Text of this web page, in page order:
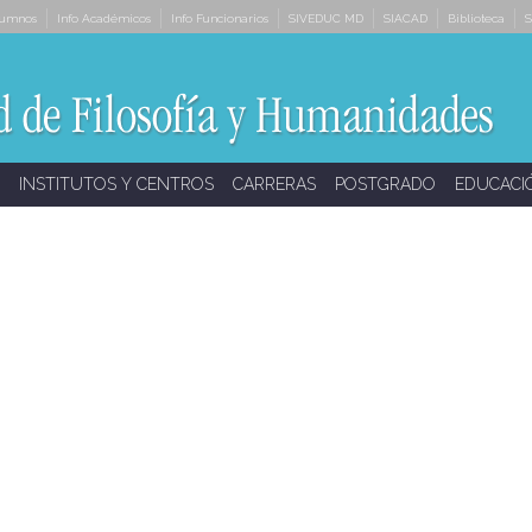
Info Académicos Info Funcionarios SIVEDUC MD SIACAD Biblioteca
INSTITUTOS Y CENTROS CARRERAS POSTGRADO